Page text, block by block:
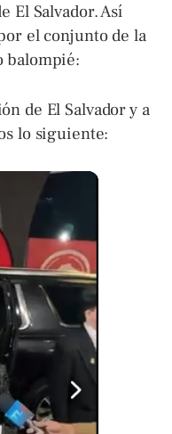
El Salvador. Así
el conjunto de la
balompié:
de El Salvador y a
lo siguiente: